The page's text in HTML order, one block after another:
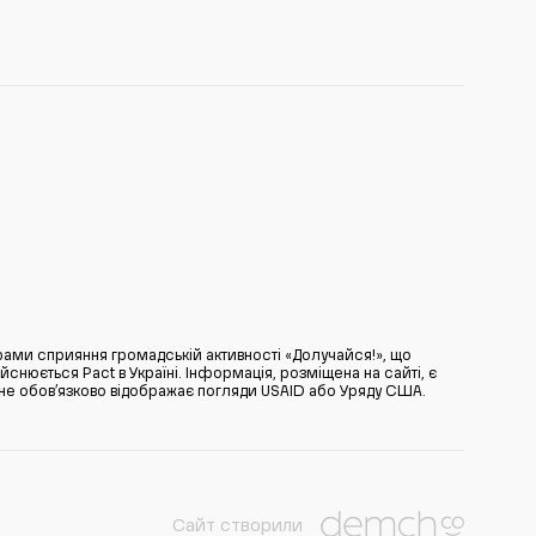
сприяння громадській активності «Долучайся!», що
Pact в Україні. Інформація, розміщена на сайті, є
обов’язково відображає погляди USAID або Уряду США.
Сайт створили